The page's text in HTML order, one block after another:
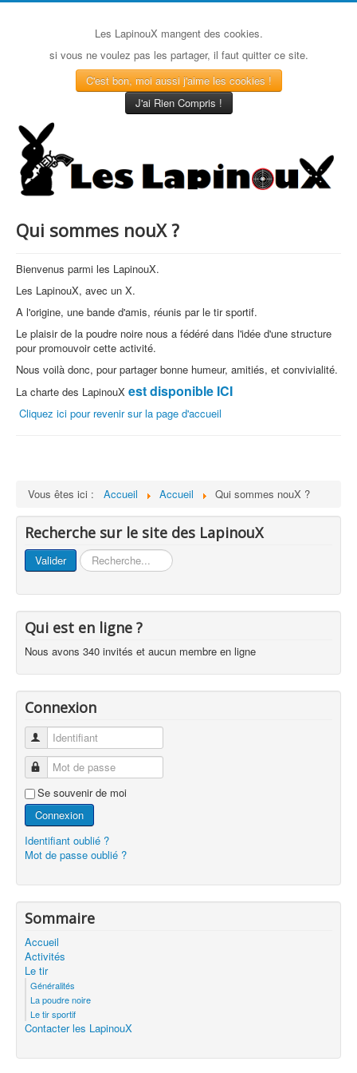
Les LapinouX mangent des cookies.
si vous ne voulez pas les partager, il faut quitter ce site.
C'est bon, moi aussi j'aime les cookies !
J'ai Rien Compris !
Qui sommes nouX ?
Bienvenus parmi les LapinouX.
Les LapinouX, avec un X.
A l'origine, une bande d'amis, réunis par le tir sportif.
Le plaisir de la poudre noire nous a fédéré dans l'idée d'une structure
pour promouvoir cette activité.
Nous voilà donc, pour partager bonne humeur, amitiés, et convivialité.
La charte des LapinouX est disponible ICI
Cliquez ici pour revenir sur la page d'accueil
Vous êtes ici : Accueil Accueil Qui sommes nouX ?
Recherche sur le site des LapinouX
Valider Rechercher
Qui est en ligne ?
Nous avons 340 invités et aucun membre en ligne
Connexion
Identifiant
Mot de passe
Se souvenir de moi
Connexion
Identifiant oublié ?
Mot de passe oublié ?
Sommaire
Accueil
Activités
Le tir
Généralités
La poudre noire
Le tir sportif
Contacter les LapinouX